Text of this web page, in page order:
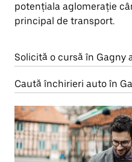
potențiala aglomerație
principal de transport.
Solicită o cursă în Gagny
Caută închirieri auto în